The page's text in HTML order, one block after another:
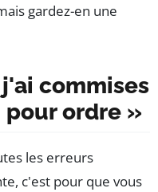
gardez-en une
commises
ordre »
les erreurs
c'est pour que vous